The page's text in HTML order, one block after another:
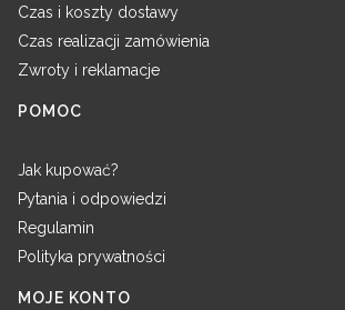
Czas i koszty dostawy
Czas realizacji zamówienia
Zwroty i reklamacje
POMOC
Jak kupować?
Pytania i odpowiedzi
Regulamin
Polityka prywatności
MOJE KONTO